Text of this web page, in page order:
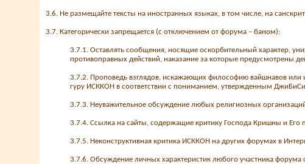
3.6. Не размещайте тексты на иностранных языках, в том числе, на
3.7. Категорически запрещается (с отключением от форума – баном):
3.7.1. Оставлять сообщения, носящие оскорбительный характер,
противоправных действий, наказание за которые предусмотрены
3.7.2. Проповедь взглядов, искажающих философию вайшнавов
гуру ИСККОН в соответствии с пониманием, утвержденным
3.7.3. Неуважительное обсуждение любых религиозных
3.7.4. Ссылка на сайты, содержащие критику Господа Кришны и Его
3.7.5. Неконструктивная критика ИСККОН на других форумах в
3.7.6. Обсуждение личных характеристик любого участника